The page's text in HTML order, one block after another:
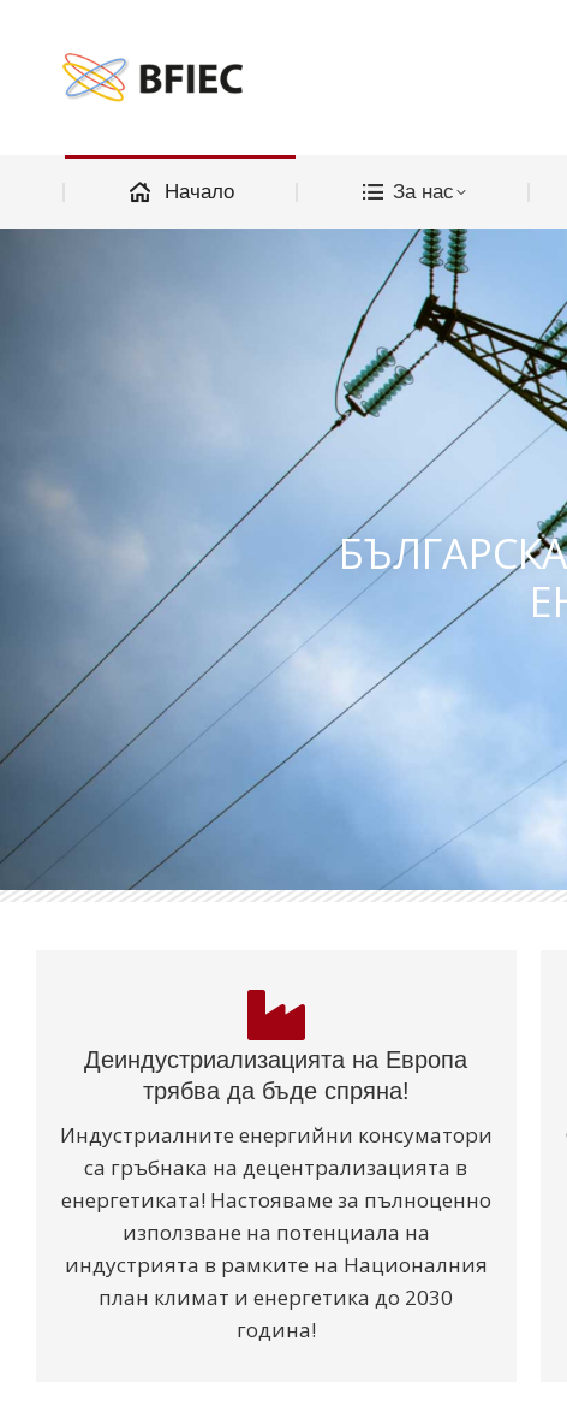
Начало За нас
Деиндустриализацията на Европа
трябва да бъде спряна!
Индустриалните енергийни консуматори
са гръбнака на децентрализацията в
енергетиката! Настояваме за пълноценно
използване на потенциала на
индустрията в рамките на Националния
план климат и енергетика до 2030
година!